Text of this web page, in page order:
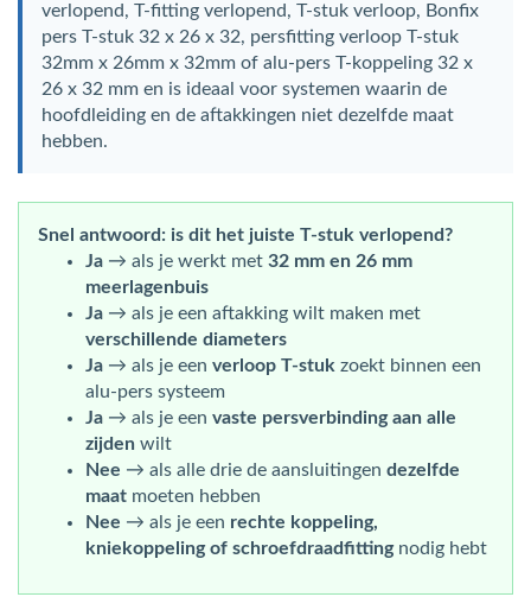
verlopend, T-fitting verlopend, T-stuk verloop, Bonfix
pers T-stuk 32 x 26 x 32, persfitting verloop T-stuk
32mm x 26mm x 32mm of alu-pers T-koppeling 32 x
26 x 32 mm en is ideaal voor systemen waarin de
hoofdleiding en de aftakkingen niet dezelfde maat
hebben.
Snel antwoord: is dit het juiste T-stuk verlopend?
Ja → als je werkt met 32 mm en 26 mm
meerlagenbuis
Ja → als je een aftakking wilt maken met
verschillende diameters
Ja → als je een verloop T-stuk zoekt binnen een
alu-pers systeem
Ja → als je een vaste persverbinding aan alle
zijden wilt
Nee → als alle drie de aansluitingen dezelfde
maat moeten hebben
Nee → als je een rechte koppeling,
kniekoppeling of schroefdraadfittingnodig hebt